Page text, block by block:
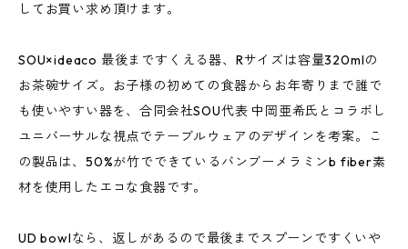
してお買い求め頂けます。
SOU×ideaco 最後まですくえる器、Rサイズは容量320mlの
お茶碗サイズ。お子様の初めての食器からお年寄りまで誰で
も使いやすい器を、合同会社SOU代表 中岡亜希氏とコラボし
ユニバーサルな視点でテーブルウェアのデザインを考案。こ
の製品は、50%が竹でできているバンブーメラミンb fiber素
材を使用したエコな食器です。
UD bowlなら、返しがあるので最後までスプーンですくいや